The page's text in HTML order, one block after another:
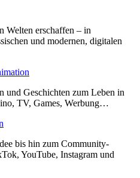
Welten erschaffen – in
und modernen, digitalen
und Geschichten zum Leben in
TV, Games, Werbung…
bis hin zum Community-
YouTube, Instagram und